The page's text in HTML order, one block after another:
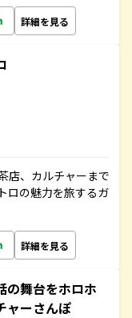
詳細を見る
店、カルチャーまで
ロの魅力を旅するガ
詳細を見る
舞台をホロホ
ーさんぽ